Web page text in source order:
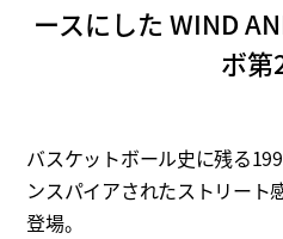
ースにした WIND
ボ第
バスケットボール史に残る
ンスパイアされたストリート
登場。